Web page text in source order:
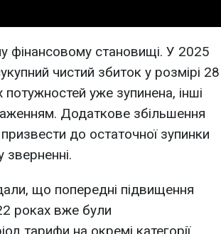
фінансовому становищі. У 2025
чистий збиток у розмірі 28
уже зупинена, інші
Додаткове збільшення
до остаточної зупинки
що попередні підвищення
роках вже були